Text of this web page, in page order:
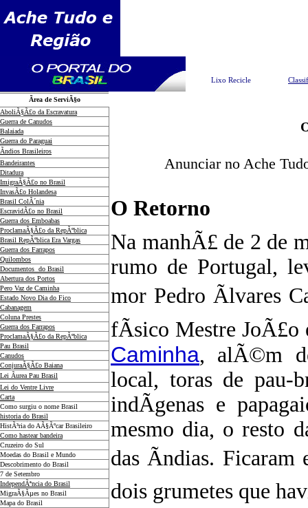
Lixo Recicle
Ãrea de ServiÃ§o
AboliÃ§Ã£o da Escravatura
Guerra de Canudos
Balaiada
Guerra do Paraguai
Ãndios Brasileiros
Bandeirantes
Ditadura
ImigraÃ§Ã£o no Brasil
InvasÃ£o Holandesa
Brasil ColÃ´nia
EscravidÃ£o no Brasil
Guerra dos Emboabas
ProclamaÃ§Ã£o da RepÃºblica
Brasil RepÃºblica Era Vargas
Guerra dos Farrapos
Quilombos
Documentos do Brasil
Abertura dos Portos
Pero Vaz de Caminha
Estado Novo Dia do Fico
Cabanagem
Coluna Prestes
Guerra dos Farrapos
ProclamaÃ§Ã£o da RepÃºblica
Pau Brasil
Canudos
ConjuraÃ§Ã£o Baiana
Lei Ãurea Pau Brasil
Lei do Ventre Livre
Carta
Como surgiu o nome Brasil
historia do Brasil
HistÃ³ria do AÃ§Ãºcar Brasileiro
Como hastear bandeira
Cruzeiro do Sul
Moedas do Brasil e Mundo
Descobrimento do Brasil
7 de Setembro
IndependÃªncia do Brasil
MigraÃ§Ãµes no Brasil
Mapa do Brasil
Anunciar no Ache
O Retorno
Na manhÃ£ de 2 de
rumo de Portugal,
mor Pedro Ãlvares
fÃ­sico Mestre JoÃ£o
Caminha, alÃ©m
local, toras de pau-
indÃ­genas e
mesmo dia, o resto
das Ãndias.
dois grumetes que